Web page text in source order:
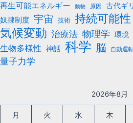
再生可能エネルギー
動物 原因 古代ギ
奴隷制度 宇宙 技術 持続可能性
気候変動 治療法 物理学 環境
生物多様性 神話 科学 脳 自動運
量子力学
2026年8月
月 火 水 木